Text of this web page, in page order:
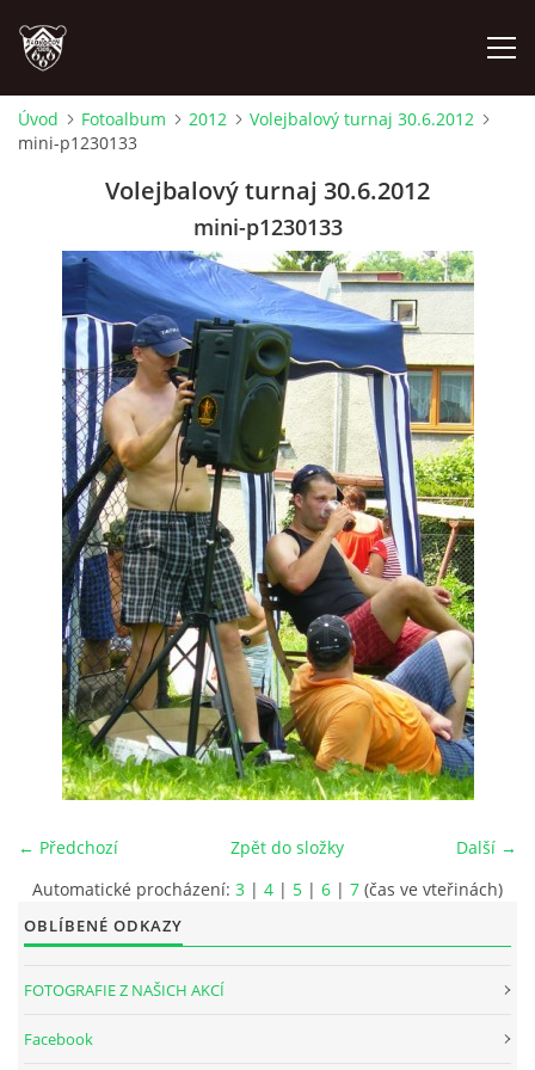
ÚVOD
PROBĚHLÉ AKCE
NOVINKY
FOTOALBUM
VIDEA
INTERNÍ SEKCE
KONTAKTY
Úvod Fotoalbum 2012
Volejbalový turnaj 30.6.2012
mini-p1230133
Volejbalový turnaj 30.6.2012
mini-p1230133
← Předchozí Další →
Zpět do složky
Automatické procházení: 3 | 4 | 5 | 6 | 7 (čas ve vteřinách)
OBLÍBENÉ ODKAZY
FOTOGRAFIE Z NAŠICH AKCÍ
Facebook